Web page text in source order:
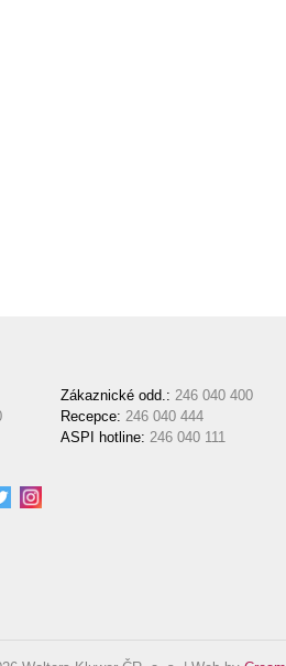
Zákaznické odd.: 246 040 400
Recepce: 246 040 444
ASPI hotline: 246 040 111